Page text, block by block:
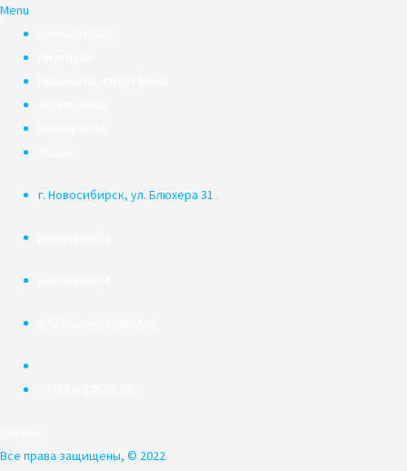
Menu
г. Новосибирск, ул. Блюхера 31
Все права защищены, © 2022